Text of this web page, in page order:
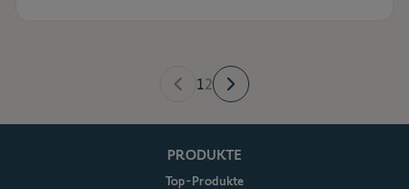
12
PRODUKTE
Top-Produkte